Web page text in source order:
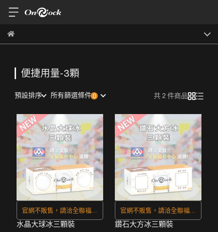
便捷用量-3顆
預設排序 所有篩選條件 共 2 件商品
官網不販售，請洽全聯福利
中心選購。
水晶大球冰三顆裝
官網不販售，請洽全聯福利
中心選購。
鑽石大方冰三顆裝